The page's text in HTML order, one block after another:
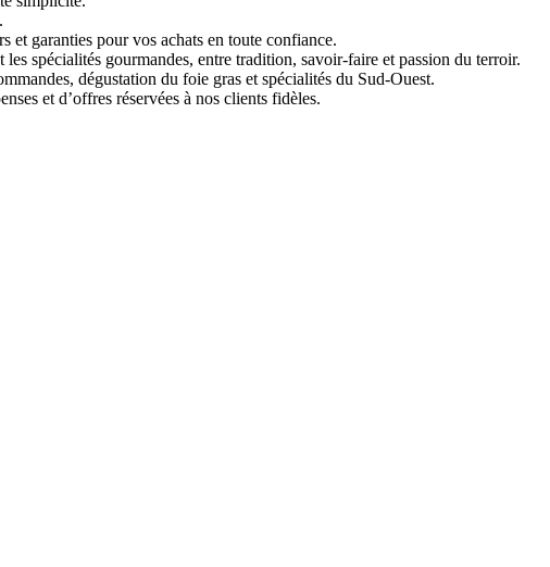
garanties pour vos achats en toute confiance.
spécialités gourmandes, entre tradition, savoir-faire et passion du terroir.
dégustation du foie gras et spécialités du Sud-Ouest.
et d’offres réservées à nos clients fidèles.